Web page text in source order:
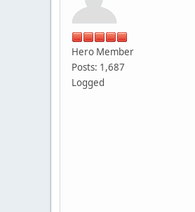
Hero Member
Posts: 1,687
Logged